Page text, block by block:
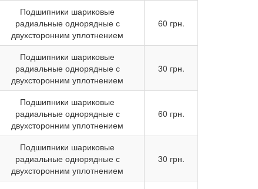
Подшипники шариковые
радиальные однорядные с
двухсторонним уплотнением
60 грн.
Подшипники шариковые
радиальные однорядные с
двухсторонним уплотнением
30 грн.
Подшипники шариковые
радиальные однорядные с
двухсторонним уплотнением
60 грн.
Подшипники шариковые
радиальные однорядные с
двухсторонним уплотнением
30 грн.